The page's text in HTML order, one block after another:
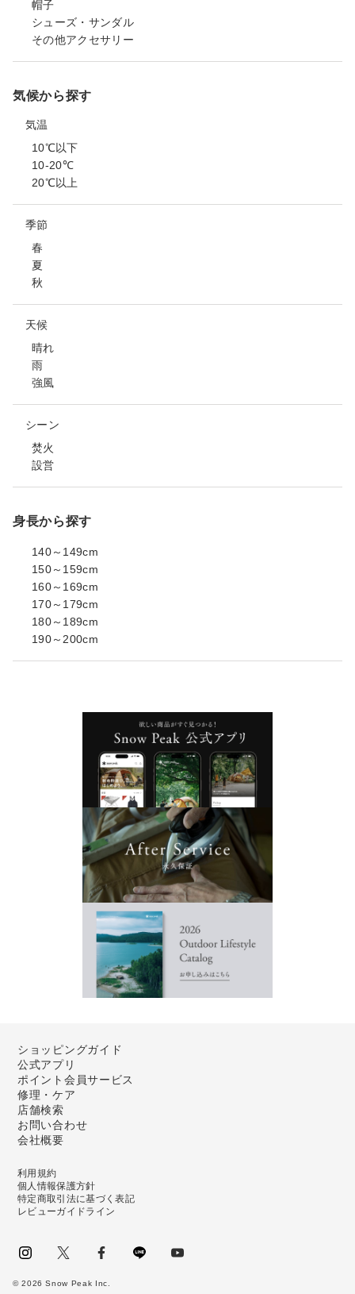
帽子
シューズ・サンダル
その他アクセサリー
気候から探す
気温
10℃以下
10-20℃
20℃以上
季節
春
夏
秋
天候
晴れ
雨
強風
シーン
焚火
設営
身長から探す
140～149cm
150～159cm
160～169cm
170～179cm
180～189cm
190～200cm
ショッピングガイド
公式アプリ
ポイント会員サービス
修理・ケア
店舗検索
お問い合わせ
会社概要
利用規約
個人情報保護方針
特定商取引法に基づく表記
レビューガイドライン
©2026 Snow Peak Inc.